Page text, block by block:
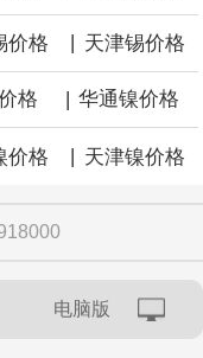
价格 天津锡价格
格 | 华通镍价格
价格 | 天津镍价格
电脑版